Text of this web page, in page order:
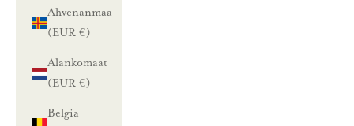
Ahvenanmaa
(EUR €)
Alankomaat
(EUR €)
Belgia